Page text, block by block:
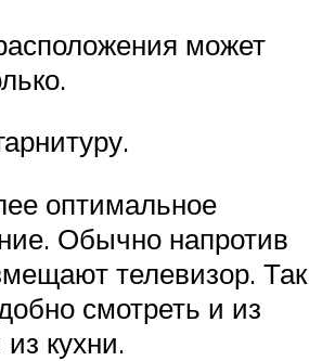
может
оптимальное
Обычно напротив
телевизор. Так
смотреть и из
из кухни.